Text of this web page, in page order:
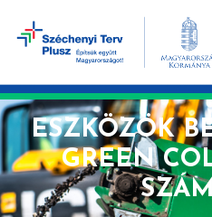
ESZKÖZÖK
GREEN